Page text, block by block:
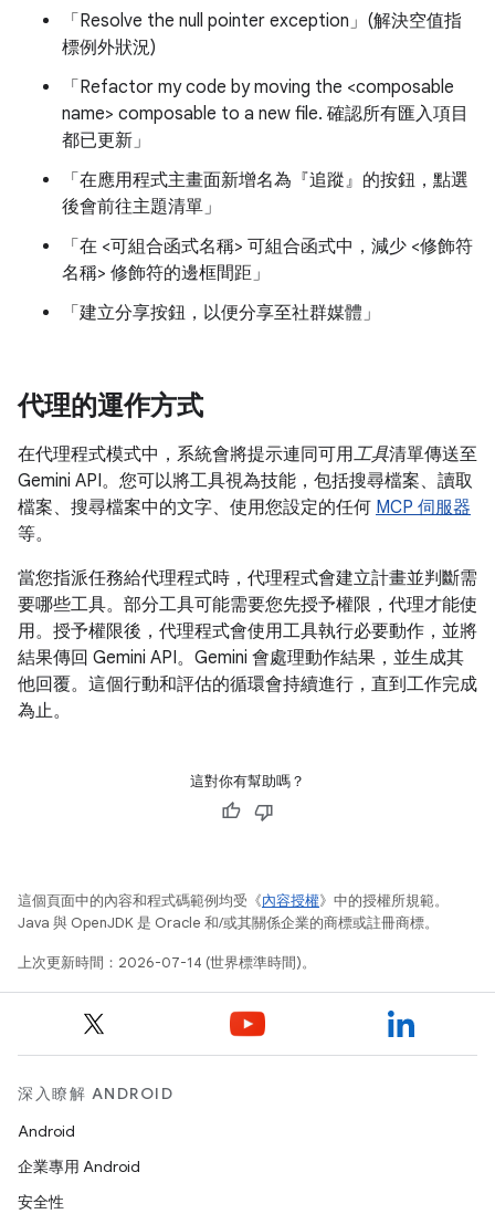
「Resolve the null pointer exception」(解決空值指
標例外狀況)
「Refactor my code by moving the <composable
name> composable to a new file. 確認所有匯入項目
都已更新」
「在應用程式主畫面新增名為『追蹤』的按鈕，點選
後會前往主題清單」
「在 <可組合函式名稱> 可組合函式中，減少 <修飾符
名稱> 修飾符的邊框間距」
「建立分享按鈕，以便分享至社群媒體」
代理的運作方式
在代理程式模式中，系統會將提示連同可用工具清單傳送至
Gemini API。您可以將工具視為技能，包括搜尋檔案、讀取
檔案、搜尋檔案中的文字、使用您設定的任何 MCP 伺服器
等。
當您指派任務給代理程式時，代理程式會建立計畫並判斷需
要哪些工具。部分工具可能需要您先授予權限，代理才能使
用。授予權限後，代理程式會使用工具執行必要動作，並將
結果傳回 Gemini API。Gemini 會處理動作結果，並生成其
他回覆。這個行動和評估的循環會持續進行，直到工作完成
為止。
這對你有幫助嗎？
這個頁面中的內容和程式碼範例均受《內容授權》中的授權所規範。
Java 與 OpenJDK 是 Oracle 和/或其關係企業的商標或註冊商標。
上次更新時間：2026-07-14 (世界標準時間)。
深入瞭解 ANDROID
Android
企業專用 Android
安全性